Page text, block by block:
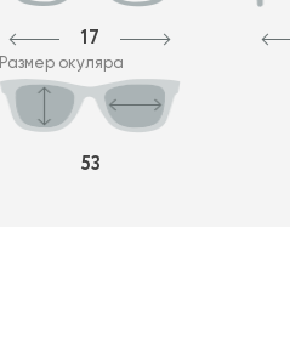
17
Размер окуляра
53